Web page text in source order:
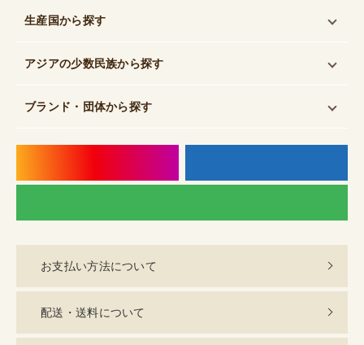
生産国から探す
アジアの少数民族から探す
ブランド・団体から探す
お支払い方法について
配送・送料について